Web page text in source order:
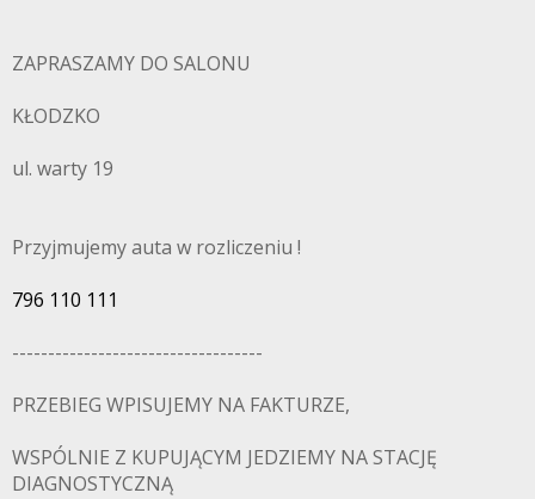
ZAPRASZAMY DO SALONU
KŁODZKO
ul. warty 19
Przyjmujemy auta w rozliczeniu !
796 110 111
-----------------------------------
PRZEBIEG WPISUJEMY NA FAKTURZE,
WSPÓLNIE Z KUPUJĄCYM JEDZIEMY NA STACJĘ
DIAGNOSTYCZNĄ